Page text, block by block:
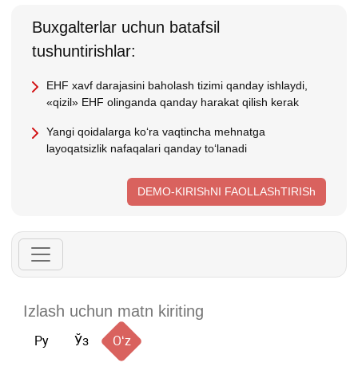
Buхgalterlar uchun batafsil
tushuntirishlar:
EHF хavf darajasini baholash tizimi qanday ishlaydi,
«qizil» EHF olinganda qanday harakat qilish kerak
Yangi qoidalarga koʻra vaqtincha mehnatga
layoqatsizlik nafaqalari qanday toʻlanadi
DEMO-KIRIShNI FAOLLAShTIRISh
Ру Ўз Oʻz